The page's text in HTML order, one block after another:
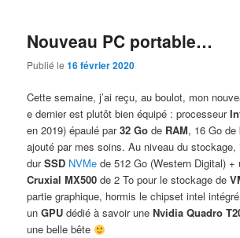
Nouveau PC portable…
Publié le16 février 2020
Cette semaine, j’ai reçu, au boulot, mon
e dernier est plutôt bien équipé : processeur
en 2019) épaulé par32 Gode RAM, 16 Go
ajouté par mes soins. Au niveau du
durSSD NVMede 512 Go (Western Digital) +
Cruxial MX500 de 2 To pour le stockage de
partie graphique, hormis le chipset intel
unGPUdédié à savoir uneNvidia Quadro
une belle bête